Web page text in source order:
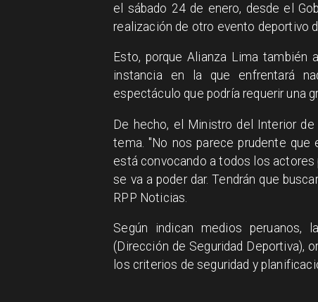
el sábado 24 de enero, desde el
realización de otro evento deportivo
Esto, porque Alianza Lima también
instancia en la que enfrentará
espectáculo que podría requerir una
De hecho, el Ministro del Interior
tema. "No nos parece prudente
está convocando a todos los
se va a poder dar. Tendrán que
RPP Noticias.
Según indican medios
(Dirección de Seguridad Deportiva),
los criterios de seguridad y